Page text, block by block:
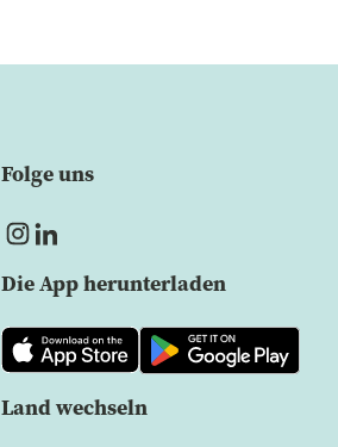
Folge uns
Die App herunterladen
Land wechseln